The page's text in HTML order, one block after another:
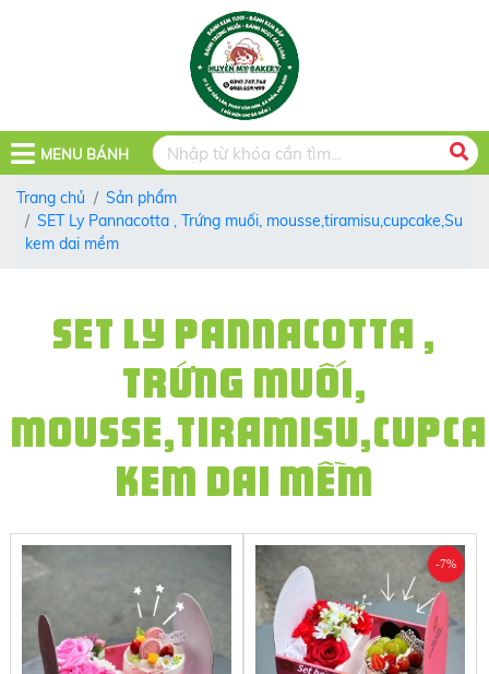
MENU BÁNH
Trang chủ
Sản phẩm
SET Ly Pannacotta , Trứng muối, mousse,tiramisu,cupcake,Su
kem dai mềm
SET LY PANNACOTTA ,
TRỨNG MUỐI,
KEM DAI MỀM
-7%